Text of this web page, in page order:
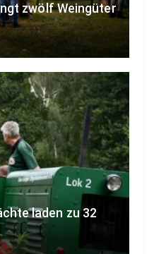
zwölf Weingüter
laden zu 32